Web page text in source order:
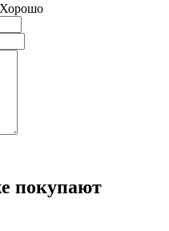
Хорошо
покупают